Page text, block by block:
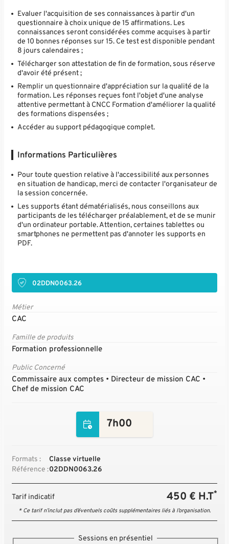
Evaluer l'acquisition de ses connaissances à partir d'un
questionnaire à choix unique de 15 affirmations. Les
connaissances seront considérées comme acquises à partir
de 10 bonnes réponses sur 15. Ce test est disponible pendant
8 jours calendaires ;
Télécharger son attestation de fin de formation, sous réserve
d'avoir été présent ;
Remplir un questionnaire d'appréciation sur la qualité de la
formation. Les réponses reçues font l'objet d'une analyse
attentive permettant à CNCC Formation d'améliorer la qualité
des formations dispensées ;
Accéder au support pédagogique complet.
Informations Particulières
Pour toute question relative à l'accessibilité aux personnes
en situation de handicap, merci de contacter l'organisateur de
la session concernée.
Les supports étant dématérialisés, nous conseillons aux
participants de les télécharger préalablement, et de se munir
d'un ordinateur portable. Attention, certaines tablettes ou
smartphones ne permettent pas d'annoter les supports en
PDF.
02DDN0063.26
Métier
CAC
Famille de produits
Formation professionnelle
Public Concerné
Commissaire aux comptes • Directeur de mission CAC •
Chef de mission CAC
7h00
Formats :
Classe virtuelle
Référence :02DDN0063.26
Tarif indicatif 450 € H.T*
* Ce tarif n’inclut pas d’éventuels coûts supplémentaires liés à l’organisation.
Sessions en présentiel